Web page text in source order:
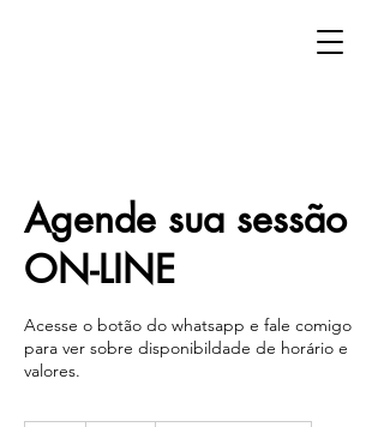
Agende sua sessão
ON-LINE
Acesse o botão do whatsapp e fale comigo
para ver sobre disponibildade de horário e
valores.